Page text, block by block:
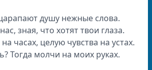
душу нежные слова.
зная, что хотят твои глаза.
часах, целую чувства на устах.
Тогда молчи на моих руках.